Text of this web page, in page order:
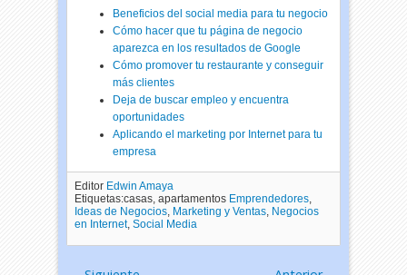
Beneficios del social media para tu negocio
Cómo hacer que tu página de negocio
aparezca en los resultados de Google
Cómo promover tu restaurante y conseguir
más clientes
Deja de buscar empleo y encuentra
oportunidades
Aplicando el marketing por Internet para tu
empresa
Editor Edwin Amaya
Etiquetas:casas, apartamentos Emprendedores
Ideas de Negocios Marketing y Ventas Negocios
en Internet,Social Media